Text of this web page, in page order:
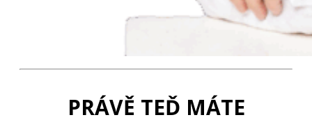
PRÁVĚ TEĎ MÁTE